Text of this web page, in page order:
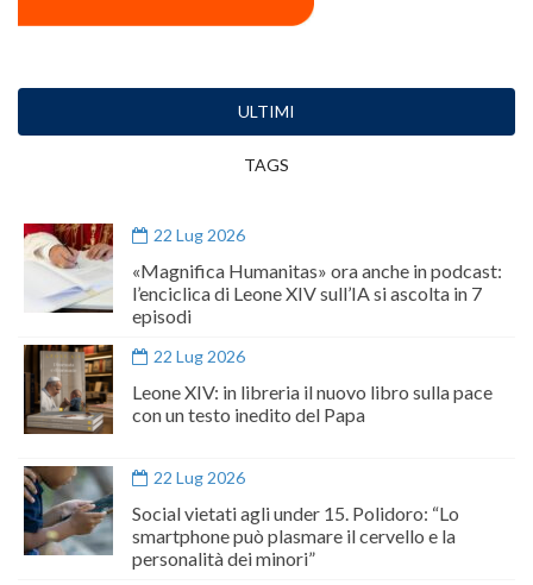
ULTIMI
TAGS
22 Lug 2026
«Magnifica Humanitas» ora anche in podcast:
l’enciclica di Leone XIV sull’IA si ascolta in 7
episodi
22 Lug 2026
Leone XIV: in libreria il nuovo libro sulla pace
con un testo inedito del Papa
22 Lug 2026
Social vietati agli under 15. Polidoro: “Lo
smartphone può plasmare il cervello e la
personalità dei minori”